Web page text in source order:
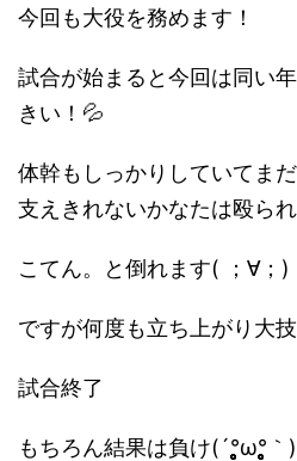
今回も大役を務めます！
試合が始まると今回は同い
きい！💦
体幹もしっかりしていてま
支えきれないかなたは殴ら
こてん。と倒れます( ；∀；)
ですが何度も立ち上がり大
試合終了
もちろん結果は負け(´°̥̥̥̥̥̥̥̥ω°̥̥̥̥̥̥̥̥｀)